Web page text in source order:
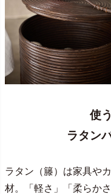
使
ラタン
ラタン（籐）は家具や
材。「軽さ」「柔らか